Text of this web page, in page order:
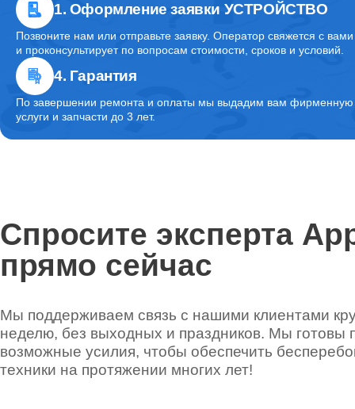
Ремонт заднего стекла
Комплексная чистка
1. Оформление заявки УСТРОЙСТВО
Позвоните нам или отправьте заявку. Оператор свяжется с вами
и проконсультирует по вопросам стоимости, сроков и условий.
4. Гарантия
По завершении ремонта и оплаты мы выдадим вам фирменную
услуги и запчасти до 3 лет.
Спросите эксперта
прямо сейчас
Мы поддерживаем связь с нашими клиентами
неделю, без выходных и праздников. Мы готовы
возможные усилия, чтобы обеспечить
техники на протяжении многих лет!